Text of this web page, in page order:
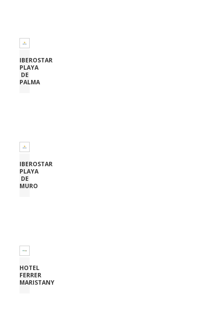
IBEROSTAR
PLAYA
DE
PALMA
IBEROSTAR
PLAYA
DE
MURO
HOTEL
FERRER
MARISTANY